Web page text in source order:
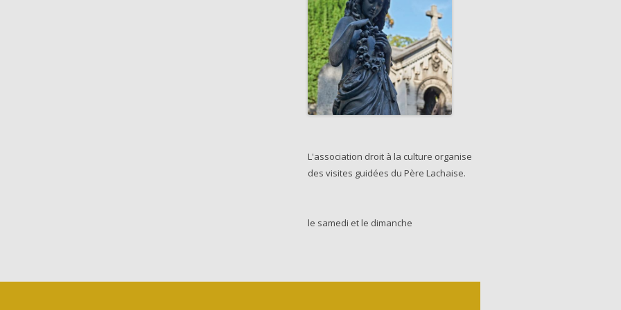
L'association droit à la culture organise
des visites guidées du Père Lachaise.
le samedi et le dimanche